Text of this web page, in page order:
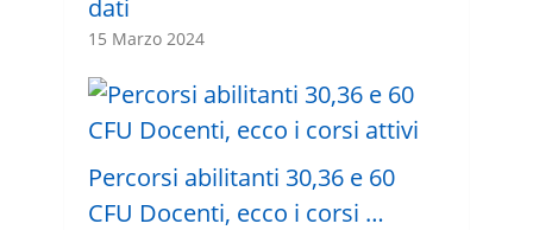
dati
15 Marzo 2024
Percorsi abilitanti 30,36 e 60
CFU Docenti, ecco i corsi …